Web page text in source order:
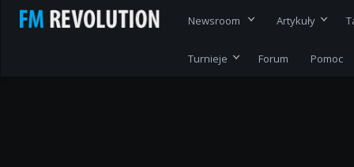
Newsroom Artykuły
Turnieje Forum Pomoc